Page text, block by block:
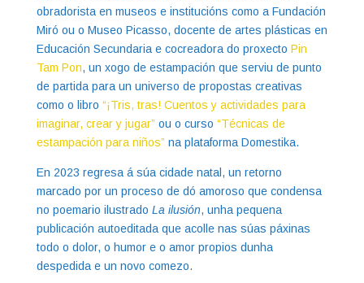
obradorista en museos e institucións como a Fundación
Miró ou o Museo Picasso, docente de artes plásticas en
Educación Secundaria e cocreadora do proxecto Pin
Tam Pon, un xogo de estampación que serviu de punto
de partida para un universo de propostas creativas
como o libro “¡Tris, tras! Cuentos y actividades para
imaginar, crear y jugar” ou o curso “Técnicas de
estampación para niños” na plataforma Domestika.
En 2023 regresa á súa cidade natal, un retorno
marcado por un proceso de dó amoroso que condensa
no poemario ilustrado La ilusión, unha pequena
publicación autoeditada que acolle nas súas páxinas
todo o dolor, o humor e o amor propios dunha
despedida e un novo comezo.